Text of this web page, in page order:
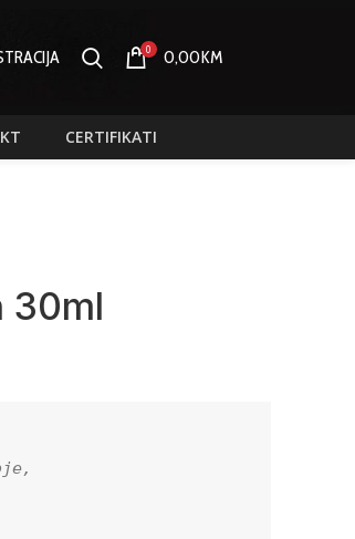
0 0,00KM
CERTIFIKATI
30ml